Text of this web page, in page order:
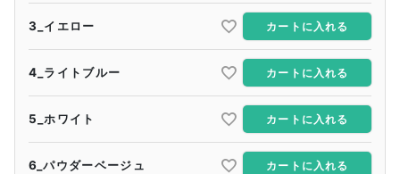
3_イエロー カートに入れる
4_ライトブルー カートに入れる
5_ホワイト カートに入れる
6_パウダーベージュ カートに入れる